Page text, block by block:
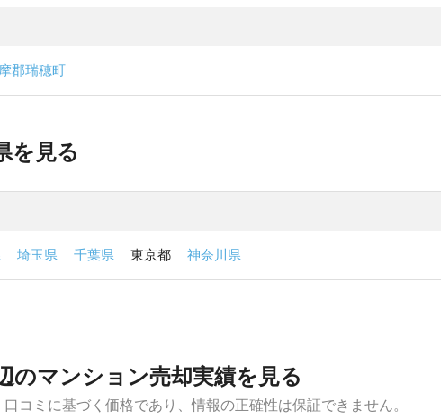
郡瑞穂町
を見る
埼玉県 千葉県 東京都 神奈川県
一戸建て、土地などの不動産を売却しようとしている方は、あき